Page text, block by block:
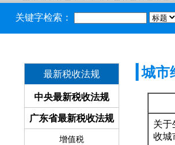
关于税收缴款业务暂停办理的通知
关键字检索：
最新税收法规
中央最新税收法规
广东省最新税收法规
增值税
城市
关于
收城